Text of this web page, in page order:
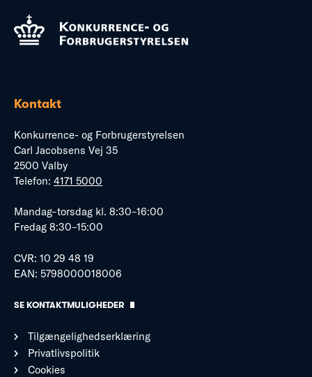
Kontakt
Konkurrence- og Forbrugerstyrelsen
Carl Jacobsens Vej 35
2500 Valby
Telefon: 4171 5000
Mandag–torsdag kl. 8:30–16:00
Fredag 8:30–15:00
CVR: 10 29 48 19
EAN: 5798000018006
SE KONTAKTMULIGHEDER
Tilgængelighedserklæring
Privatlivspolitik
Cookies